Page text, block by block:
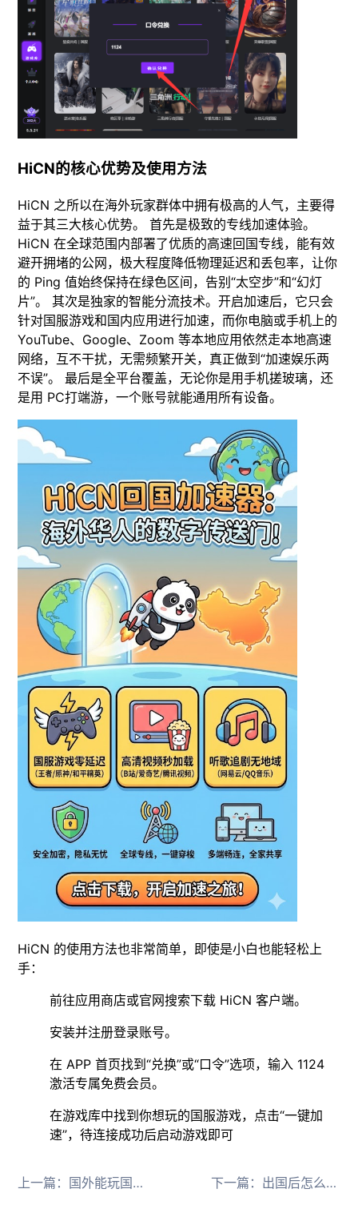
HiCN的核心优势及使用方法
HiCN 之所以在海外玩家群体中拥有极高的人气，主要得
益于其三大核心优势。 首先是极致的专线加速体验。
HiCN 在全球范围内部署了优质的高速回国专线，能有效
避开拥堵的公网，极大程度降低物理延迟和丢包率，让你
的 Ping 值始终保持在绿色区间，告别“太空步”和“幻灯
片”。 其次是独家的智能分流技术。开启加速后，它只会
针对国服游戏和国内应用进行加速，而你电脑或手机上的
YouTube、Google、Zoom 等本地应用依然走本地高速
网络，互不干扰，无需频繁开关，真正做到“加速娱乐两
不误”。 最后是全平台覆盖，无论你是用手机搓玻璃，还
是用 PC打端游，一个账号就能通用所有设备。
HiCN 的使用方法也非常简单，即使是小白也能轻松上
手：
前往应用商店或官网搜索下载 HiCN 客户端。
安装并注册登录账号。
在 APP 首页找到“兑换”或“口令”选项，输入 1124
激活专属免费会员。
在游戏库中找到你想玩的国服游戏，点击“一键加
速”，待连接成功后启动游戏即可
上一篇： 国外能玩国服游戏吗 下一篇： 出国后怎么玩国服游戏，海外党必备回国app